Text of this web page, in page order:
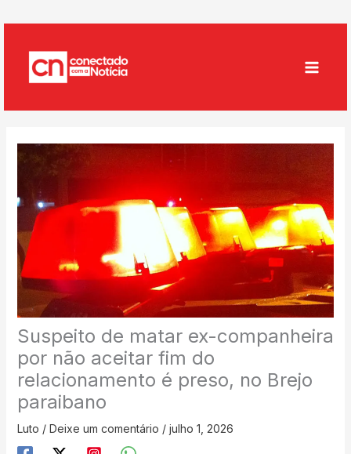
conteúdo
Suspeito de matar ex-companheira
por não aceitar fim do
relacionamento é preso, no Brejo
paraibano
Luto / Deixe um comentário / julho 1, 2026